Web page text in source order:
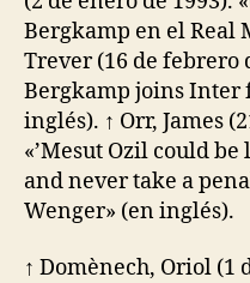
Bergkamp en el Real
Trever (16 de febrero
Bergkamp joins Inter
inglés). ↑ Orr, James
«’Mesut Ozil could
and never take a
Wenger» (en inglés).
↑ Domènech, Oriol (1